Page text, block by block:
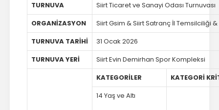
TURNUVA
Siirt Ticaret ve Sanayi Odası Turnuvası
ORGANİZASYON
Siirt Gsim & Siirt Satranç İl Temsilciliği
TURNUVA TARİHİ
31 Ocak 2026
TURNUVA YERİ
Siirt Evin Demirhan Spor Kompleksi
KATEGORİLER
KATEGORİ
14 Yaş ve Altı